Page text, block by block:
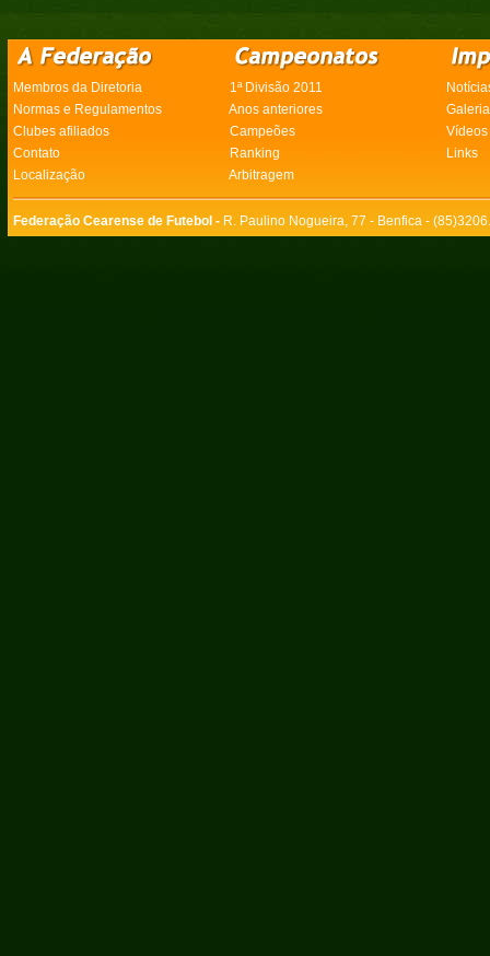
Membros da Diretoria 1ª Divisão 2011
Normas e Regulamentos
Anos anteriores
Clubes afiliados
Campeões
Vídeos
Contato
Ranking
Links
Localização
Arbitragem
Federação Cearense de Futebol - R. Paulino Nogueira, 77 - Benfica -